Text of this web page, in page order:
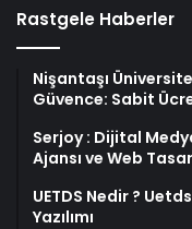
Rastgele Haberler
Nişantaşı
Güvence: Sabit
Serjoy : Dijital
Ajansı ve Web
UETDS Nedir ?
Yazılımı